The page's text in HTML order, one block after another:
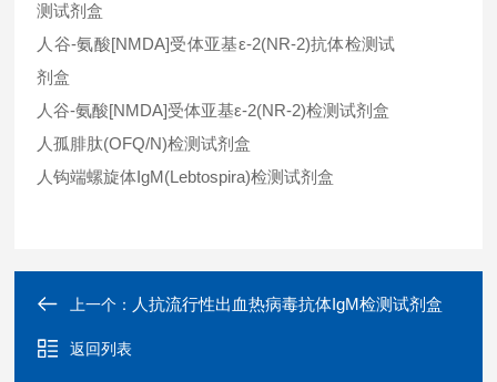
测试剂盒
人谷-氨酸[NMDA]受体亚基ε-2(NR-2)抗体检测试
剂盒
人谷-氨酸[NMDA]受体亚基ε-2(NR-2)检测试剂盒
人孤腓肽(OFQ/N)检测试剂盒
人钩端螺旋体IgM(Lebtospira)检测试剂盒
上一个： 人抗流行性出血热病毒抗体IgM检测试剂盒
返回列表